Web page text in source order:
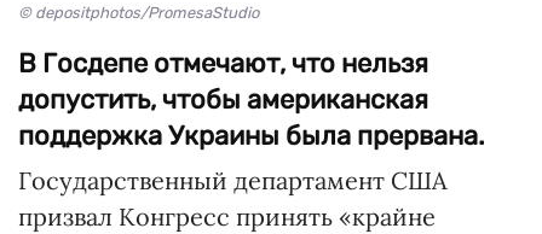
© depositphotos/PromesaStudio
В Госдепе отмечают, что нельзя
допустить, чтобы американская
поддержка Украины была прервана.
Государственный департамент США
призвал Конгресс принять «крайне